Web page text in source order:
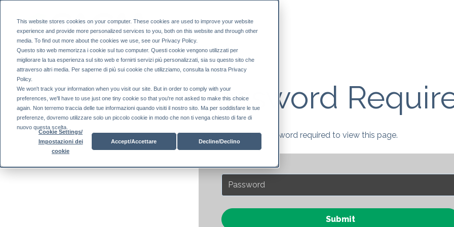
This website stores cookies on your computer. These cookies are used to improve your website
experience and provide more personalized services to you, both on this website and through other
media. To find out more about the cookies we use, see our Privacy Policy.
Questo sito web memorizza i cookie sul tuo computer. Questi cookie vengono utilizzati per
migliorare la tua esperienza sul sito web e fornirti servizi più personalizzati, sia su questo sito che
attraverso altri media. Per saperne di più sui cookie che utilizziamo, consulta la nostra Privacy
Policy.
We won't track your information when you visit our site. But in order to comply with your
preferences, we'll have to use just one tiny cookie so that you're not asked to make this choice
again. Non terremo traccia delle tue informazioni quando visiti il ​​nostro sito. Ma per soddisfare le tue
preferenze, dovremo utilizzare solo un piccolo cookie in modo che non ti venga chiesto di fare di
nuovo questa scelta.
Cookie Settings/
Impostazioni dei
cookie
Accept/Accettare Decline/Declino
Password
Please enter the password required to view this page.
a
s